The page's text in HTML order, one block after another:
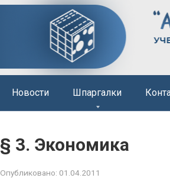
Новости Шпаргалки
§ 3. Экономика
Опубликовано: 01.04.2011